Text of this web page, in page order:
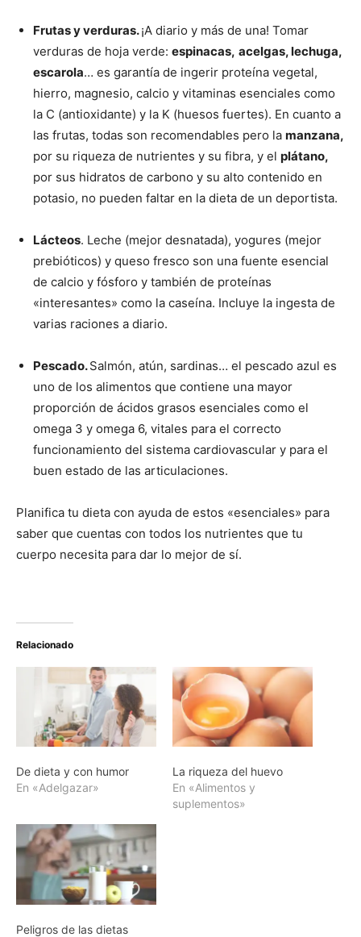
Frutas y verduras.¡A diario y más de una! Tomar
verduras de hoja verde: espinacas, acelgas, lechuga,
escarola… es garantía de ingerir proteína vegetal,
hierro, magnesio, calcio y vitaminas esenciales como
la C (antioxidante) y la K (huesos fuertes). En cuanto a
las frutas, todas son recomendables pero la manzana,
por su riqueza de nutrientes y su fibra, y el plátano,
por sus hidratos de carbono y su alto contenido en
potasio, no pueden faltar en la dieta de un deportista.
Lácteos. Leche (mejor desnatada), yogures (mejor
prebióticos) y queso fresco son una fuente esencial
de calcio y fósforo y también de proteínas
«interesantes» como la caseína. Incluye la ingesta de
varias raciones a diario.
Pescado.Salmón, atún, sardinas… el pescado azul es
uno de los alimentos que contiene una mayor
proporción de ácidos grasos esenciales como el
omega 3 y omega 6, vitales para el correcto
funcionamiento del sistema cardiovascular y para el
buen estado de las articulaciones.
Planifica tu dieta con ayuda de estos «esenciales» para
saber que cuentas con todos los nutrientes que tu
cuerpo necesita para dar lo mejor de sí.
Relacionado
De dieta y con humor
En «Adelgazar»
La riqueza del huevo
En «Alimentos y
suplementos»
Peligros de las dietas